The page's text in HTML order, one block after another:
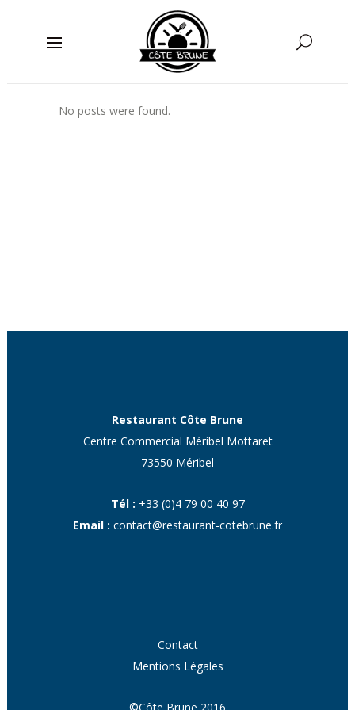
No posts were found.
Restaurant Côte Brune
Centre Commercial Méribel Mottaret
73550 Méribel
Tél : +33 (0)4 79 00 40 97
Email : contact@restaurant-cotebrune.fr
Contact
Mentions Légales